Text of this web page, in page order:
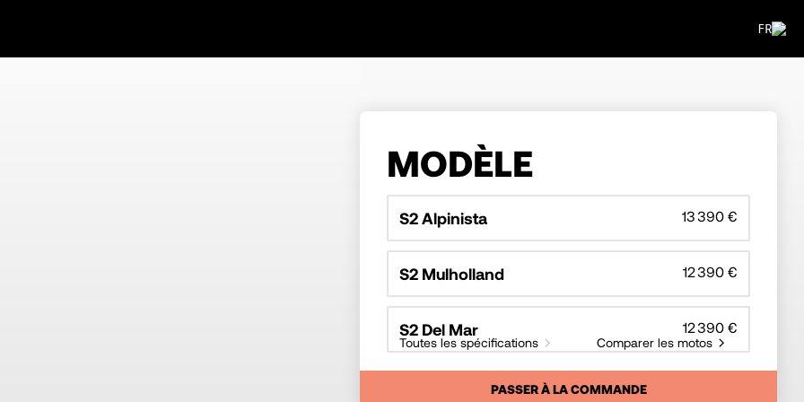
FR
MODÈLE
S2 Alpinista 13 390 €
S2 Mulholland 12 390 €
S2 Del Mar 12 390 €
Toutes les spécifications Comparer les motos
PASSER À LA COMMANDE